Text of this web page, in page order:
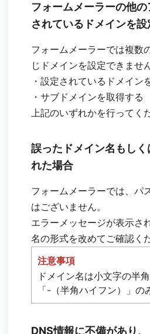
フォームメーラーの他
されているドメインを
フォームメーラーでは複数
じドメインを設定できません
・設定されているドメイン
・サブドメインを取得する
上記のいずれかを行ってく
誤ったドメイン名もし
れた場合
フォームメーラーでは、パ
はございません。
エラーメッセージが表示さ
名の形式を改めてご確認く
注意事項
ドメイン名は小文字の半
「-（半角ハイフン）」の
DNS情報に不備があり